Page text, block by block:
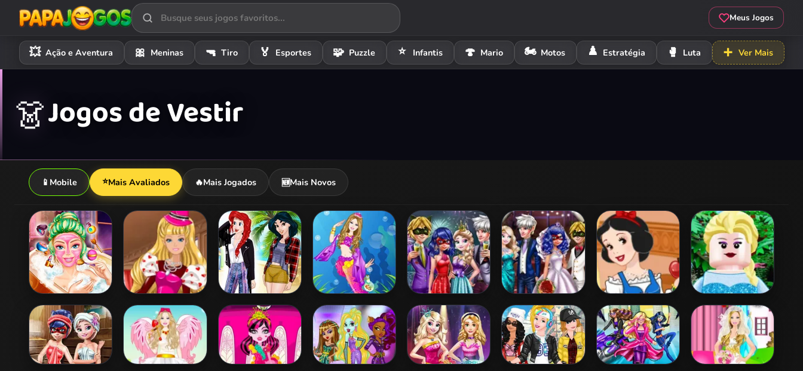
Meus Jogos
💥 Ação e Aventura 🎀 Meninas 🔫 Tiro 🏅 Esportes 🧩 Puzzle ⭐ Infantis 🍄 Mario 🏍️ Motos ♟️ Estratégia 🥊 Luta ➕ Ver Mais
👗Jogos de Vestir
📱 Mobile ⭐Mais Avaliados 🔥Mais Jogados 🆕Mais Novos
Barbie Beauty
Bath
Barbie's
Valentine's
Patchwork Dress
Princess
Coachella Style
Dress 1
Barbie Mermaid
Princess
Couples New
Year Party
Ladybug
Wedding Royal
Guests
Snow White
Patchwork Dress
Lego Princesses